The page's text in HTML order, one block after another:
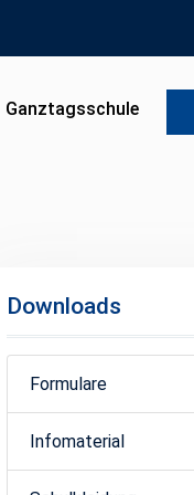
Ganztagsschule
Downloads
Formulare
Infomaterial